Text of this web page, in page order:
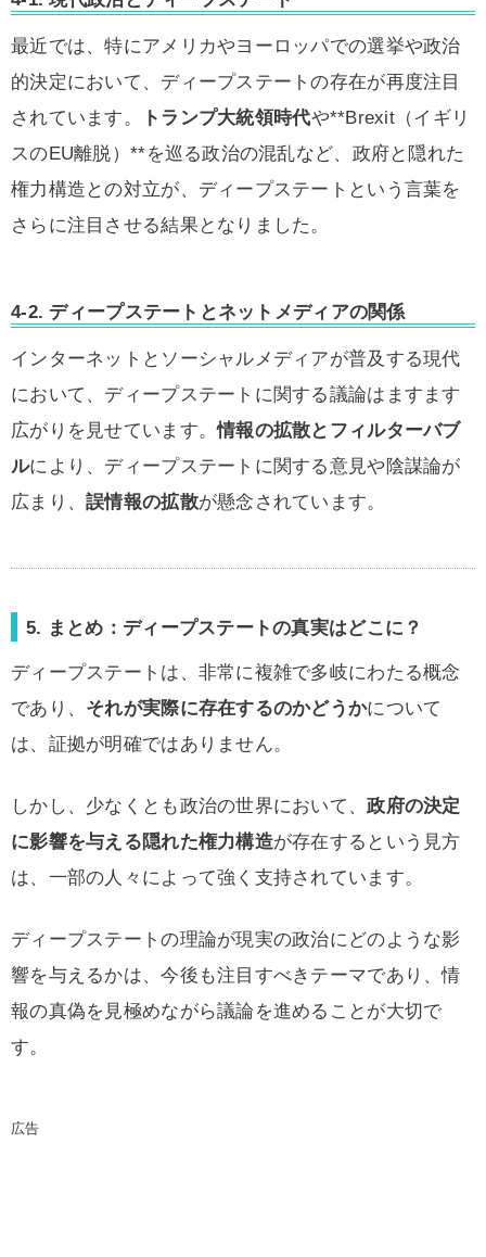
最近では、特にアメリカやヨーロッパでの選挙や政治
的決定において、ディープステートの存在が再度注目
されています。
トランプ大統領時代や**Brexit（イギリ
スのEU離脱）**を巡る政治の混乱など、政府と隠れた
権力構造との対立が、ディープステートという言葉を
さらに注目させる結果となりました。
4-2. ディープステートとネットメディアの関係
インターネットとソーシャルメディアが普及する現代
において、ディープステートに関する議論はますます
広がりを見せています。情報の拡散とフィルターバブ
ルにより、ディープステートに関する意見や陰謀論が
広まり、誤情報の拡散が懸念されています。
5. まとめ：ディープステートの真実はどこに？
ディープステートは、非常に複雑で多岐にわたる概念
であり、 それが実際に存在するのかどうかについて
は、証拠が明確ではありません。
しかし、少なくとも政治の世界において、政府の決定
に影響を与える隠れた権力構造が存在するという見方
は、一部の人々によって強く支持されています。
ディープステートの理論が現実の政治にどのような影
響を与えるかは、今後も注目すべきテーマであり、情
報の真偽を見極めながら議論を進めることが大切で
す。
広告